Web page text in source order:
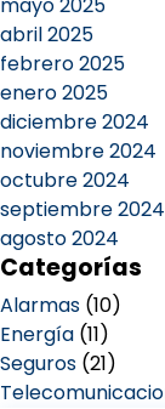
mayo 2025
abril 2025
febrero 2025
enero 2025
diciembre 2024
noviembre 2024
octubre 2024
septiembre 2024
agosto 2024
Categorías
Alarmas (10)
Energía (11)
Seguros (21)